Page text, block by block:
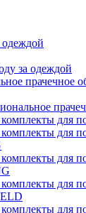
одеждой
за одеждой
прачечное
для
для
для
для
для